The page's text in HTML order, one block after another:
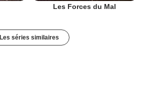
Les Forces du Mal
Les séries similaires